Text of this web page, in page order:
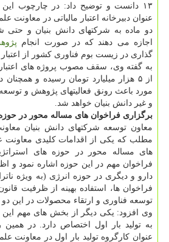
۱۳ دانست و توضیح داد: در چارچوب
عنوان دبیرخانه اعتبار مالیاتی در معاونت
دو ماده به شرکتهای دانش بنیان و حتی
اجازه می دهند که در صورت انجام
گذاری در زیست بوم فناوری کشور از اعتبار
به گفته وی، سقف مصوب پروژه های اعتبار
از ۵ هزار میلیارد تومان رسیده و
مورد باعث رونق فعالیتهای پژوهش و
و غیر دانش بنیان خواهد شد.
برگزاری فراخوان های مساله محور در
معاون توسعه شرکتهای دانش بنیان
مطلب که یکی از اقدامات کلیدی معاونت
های مساله محور در حوزه های
فراخوان مهم در این حوزه اشاره نمود و
دارو و دیگری در حوزه انرژی (به ویژه
فراخوان ها، استفاده بهینه از ظرفیت
توسعه فناوری و ارتقاء محصولات در این
به تولید بار اول اختصاص دارد. در همین
عنوان کارگروه تولید بار اول در